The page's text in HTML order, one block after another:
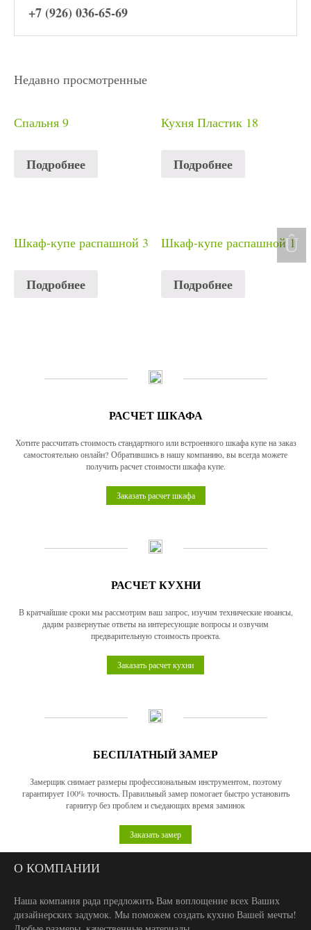
+7 (926) 036-65-69
Недавно просмотренные
Спальня 9
Подробнее
Кухня Пластик 18
Подробнее
Шкаф-купе распашной 3
Подробнее
Шкаф-купе распашной 1
Подробнее
РАСЧЕТ ШКАФА
Хотите рассчитать стоимость стандартного или встроенного шкафа купе на заказ
самостоятельно онлайн? Обратившись в нашу компанию, вы всегда можете
получить расчет стоимости шкафа купе.
Заказать расчет шкафа
РАСЧЕТ КУХНИ
В кратчайшие сроки мы рассмотрим ваш запрос, изучим технические нюансы,
дадим развернутые ответы на интересующие вопросы и озвучим
предварительную стоимость проекта.
Заказать расчет кухни
БЕСПЛАТНЫЙ ЗАМЕР
Замерщик снимает размеры профессиональным инструментом, поэтому
гарантирует 100% точность. Правильный замер помогает быстро установить
гарнитур без проблем и съедающих время заминок
Заказать замер
О КОМПАНИИ
Наша компания рада предложить Вам воплощение всех Ваших
дизайнерских задумок. Мы поможем создать кухню Вашей мечты!